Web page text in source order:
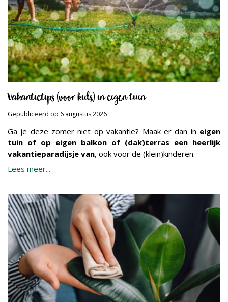
Vakantietips (voor kids) in eigen tuin
Gepubliceerd op 6 augustus 2026
Ga je deze zomer niet op vakantie? Maak er dan in eigen
tuin of op eigen balkon of (dak)terras een heerlijk
vakantieparadijsje van, ook voor de (klein)kinderen.
Lees meer...